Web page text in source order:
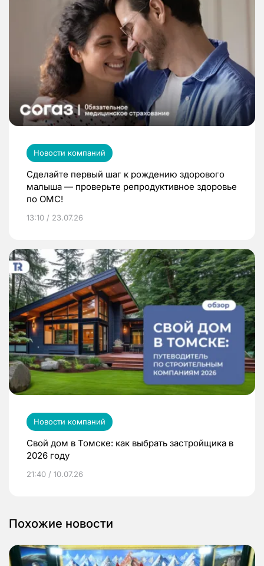
Новости компаний
Сделайте первый шаг к рождению здорового
малыша — проверьте репродуктивное здоровье
по ОМС!
13:10 / 23.07.26
Новости компаний
Свой дом в Томске: как выбрать застройщика в
2026 году
21:40 / 10.07.26
Похожие новости